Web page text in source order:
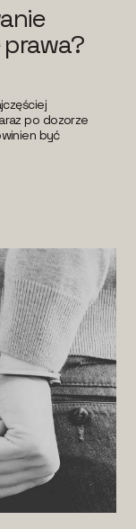
prawa?
po dozorze
być